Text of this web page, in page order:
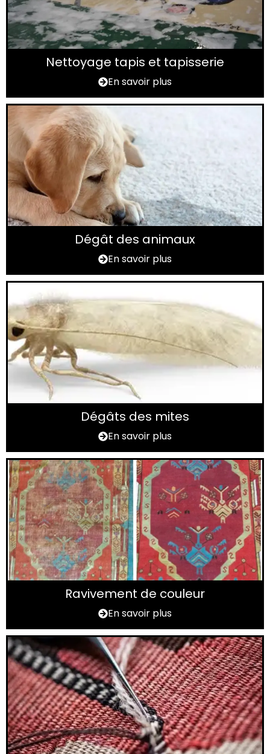
Nettoyage tapis et tapisserie
En savoir plus
Dégât des animaux
En savoir plus
Dégâts des mites
En savoir plus
Ravivement de couleur
En savoir plus